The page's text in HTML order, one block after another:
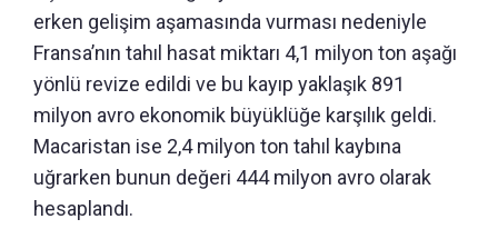
erken gelişim aşamasında vurması nedeniyle
Fransa’nın tahıl hasat miktarı 4,1 milyon ton aşağı
yönlü revize edildi ve bu kayıp yaklaşık 891
milyon avro ekonomik büyüklüğe karşılık geldi.
Macaristan ise 2,4 milyon ton tahıl kaybına
uğrarken bunun değeri 444 milyon avro olarak
hesaplandı.